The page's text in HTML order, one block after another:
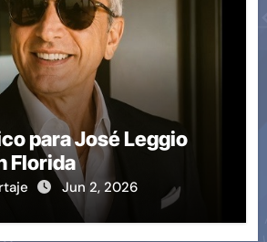
para José Leggio
Florida
Jun 2, 2026